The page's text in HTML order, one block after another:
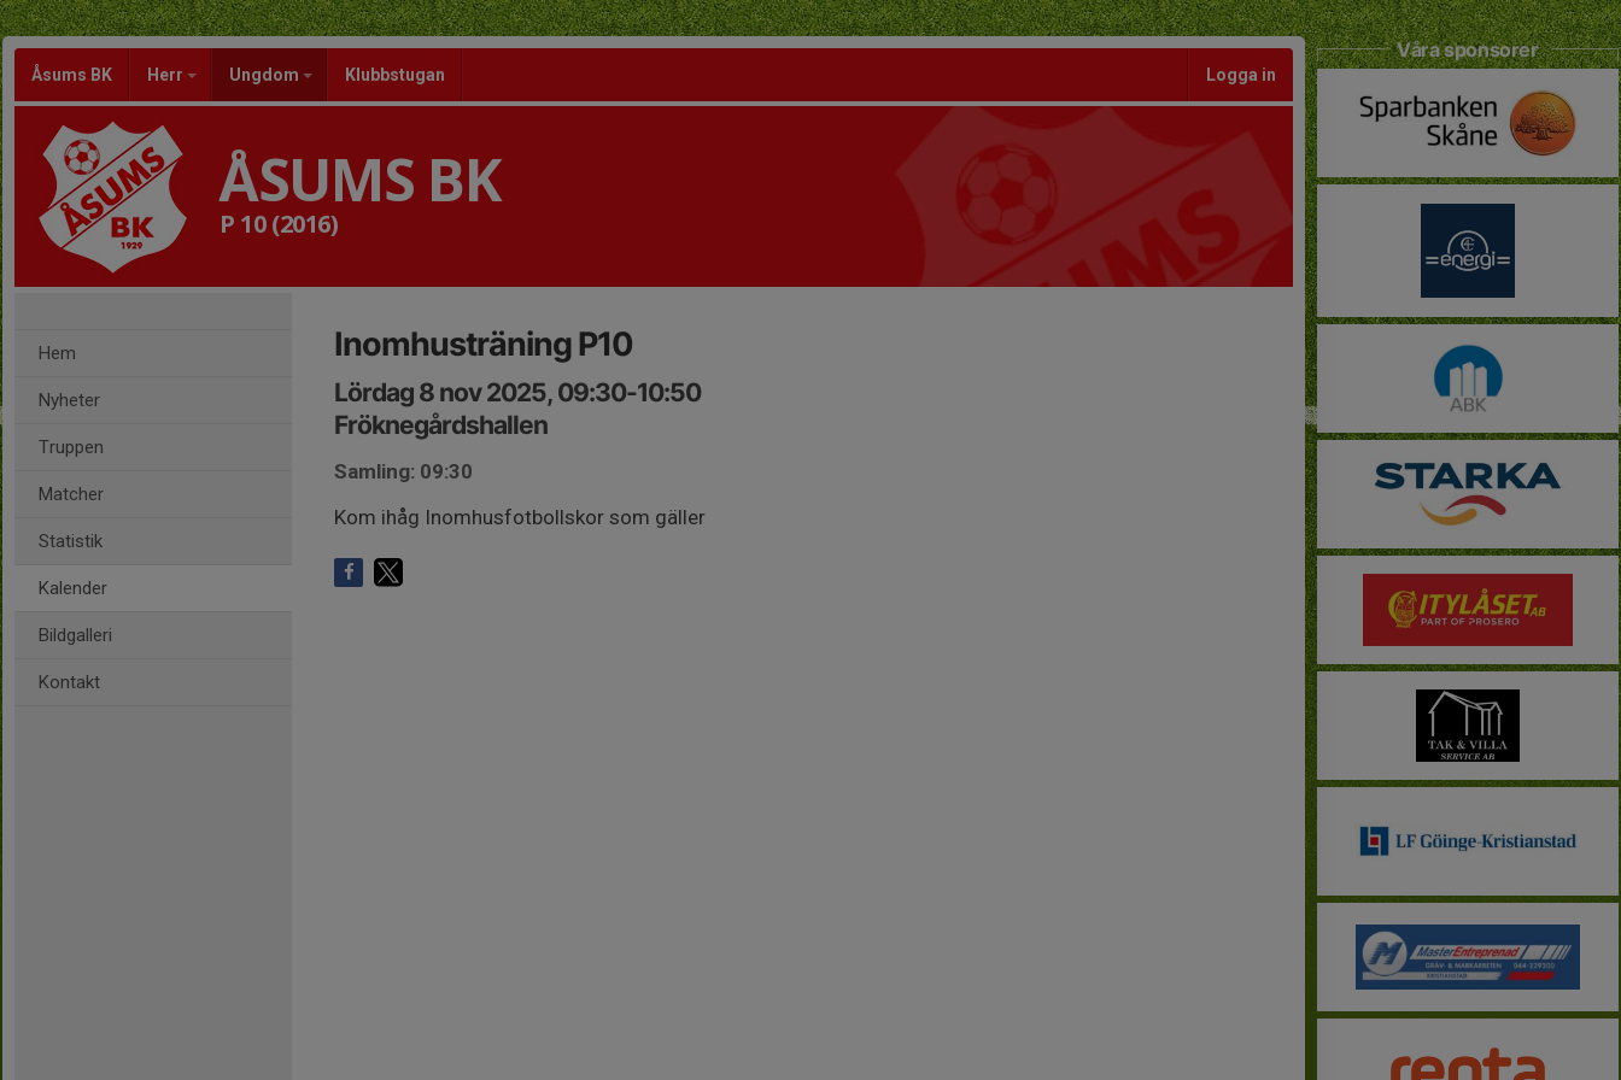
Åsums BK Herr Ungdom Klubbstugan Logga in
ÅSUMS BK
P 10 (2016)
Hem
Nyheter
Truppen
Matcher
Statistik
Kalender
Bildgalleri
Kontakt
Inomhusträning P10
Lördag 8 nov 2025, 09:30-10:50
Fröknegårdshallen
Samling: 09:30
Kom ihåg Inomhusfotbollskor som gäller
Våra sponsorer